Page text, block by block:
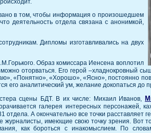
в том, чтобы информация о произошедшем
деятельность отдела связана с анонимкой,
Дипломы изготавливались на двух
Образ комиссара Иенсена воплотил
оторваться. Его герой –хладнокровный
«Понятно», «Хорошо», «Ясно», постоянно
его аналитический ум, желание докопаться до
сцены БДТ. В их числе: Михаил Иванов,
галерея интересных персонажей,
А окончательно все точки расставляет
имеющие свою точку зрения. Вот
как бороться с инакомыслием. По